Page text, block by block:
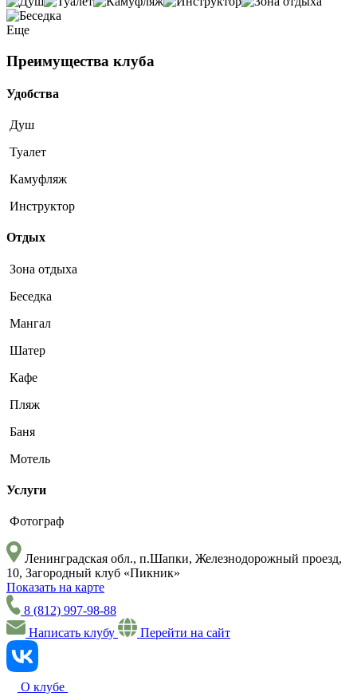
Еще
Преимущества клуба
Удобства
Душ
Туалет
Камуфляж
Инструктор
Отдых
Зона отдыха
Беседка
Мангал
Шатер
Кафе
Пляж
Баня
Мотель
Услуги
Фотограф
Ленинградская обл., п.Шапки, Железнодорожный проезд,
10, Загородный клуб «Пикник»
Показать на карте
8 (812) 997-98-88
Написать клубу
Перейти на сайт
О клубе